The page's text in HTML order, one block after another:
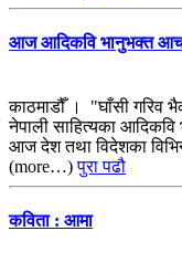
आज आदिकवि भानुभक्त
काठमाडौँ । "घाँसी गरिव
नेपाली साहित्यका
आज देश तथा विदेशका
(more…)पुरा पढौ
कविता : आमा